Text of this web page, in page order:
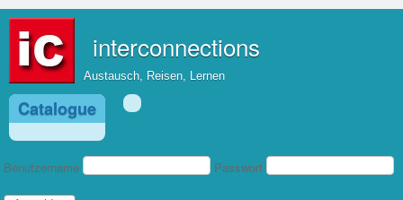
interconnections
Austausch, Reisen, Lernen
Catalogue
Benutzeranmeldung
Benutzername Passwort